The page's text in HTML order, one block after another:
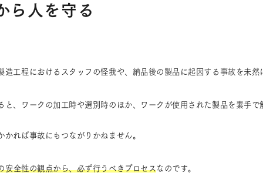
ら人を守る
造工程におけるスタッフの怪我や、納品後の製品に起因する事故を未然
と、ワークの加工時や選別時のほか、ワークが使用された製品を素手で
かれば事故にもつながりかねません。
安全性の観点から、必ず行うべきプロセスなのです。